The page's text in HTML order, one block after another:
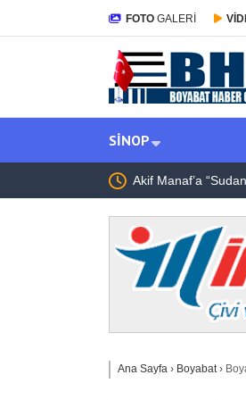
FOTO GALERİ
SINOP
“Sudan-Türkiye Barış Ödülü” Verildi
Ana Sayfa › Boyabat›